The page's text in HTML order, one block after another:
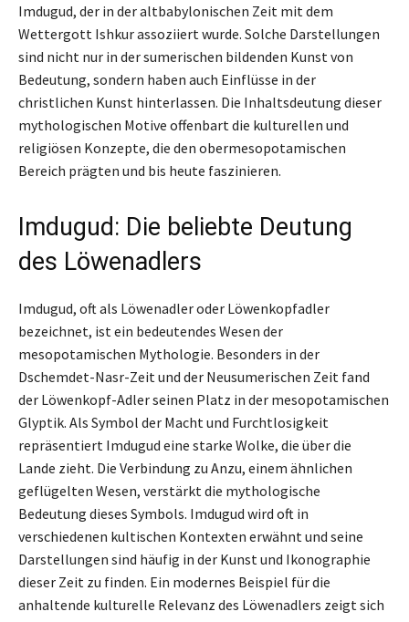
Imdugud, der in der altbabylonischen Zeit mit dem
Wettergott Ishkur assoziiert wurde. Solche Darstellungen
sind nicht nur in der sumerischen bildenden Kunst von
Bedeutung, sondern haben auch Einflüsse in der
christlichen Kunst hinterlassen. Die Inhaltsdeutung dieser
mythologischen Motive offenbart die kulturellen und
religiösen Konzepte, die den obermesopotamischen
Bereich prägten und bis heute faszinieren.
Imdugud: Die beliebte Deutung
des Löwenadlers
Imdugud, oft als Löwenadler oder Löwenkopfadler
bezeichnet, ist ein bedeutendes Wesen der
mesopotamischen Mythologie. Besonders in der
Dschemdet-Nasr-Zeit und der Neusumerischen Zeit fand
der Löwenkopf-Adler seinen Platz in der mesopotamischen
Glyptik. Als Symbol der Macht und Furchtlosigkeit
repräsentiert Imdugud eine starke Wolke, die über die
Lande zieht. Die Verbindung zu Anzu, einem ähnlichen
geflügelten Wesen, verstärkt die mythologische
Bedeutung dieses Symbols. Imdugud wird oft in
verschiedenen kultischen Kontexten erwähnt und seine
Darstellungen sind häufig in der Kunst und Ikonographie
dieser Zeit zu finden. Ein modernes Beispiel für die
anhaltende kulturelle Relevanz des Löwenadlers zeigt sich